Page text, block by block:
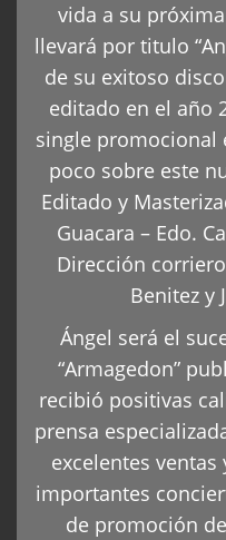
vida a su
llevará por titulo
de su exitoso
editado en el año
single promocional
poco sobre este
Editado y
Guacara – Edo.
Dirección
Benitez y
Ángel será el
“Armagedon”
recibió positivas
prensa
excelentes
importantes
de promoción